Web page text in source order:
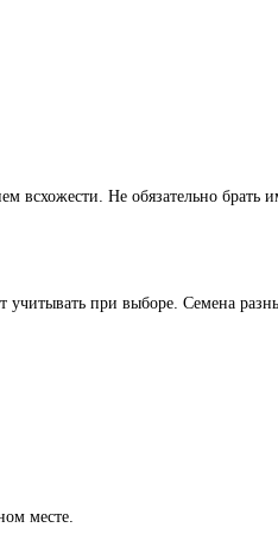
Не обязательно брать
при выборе. Семена
месте.